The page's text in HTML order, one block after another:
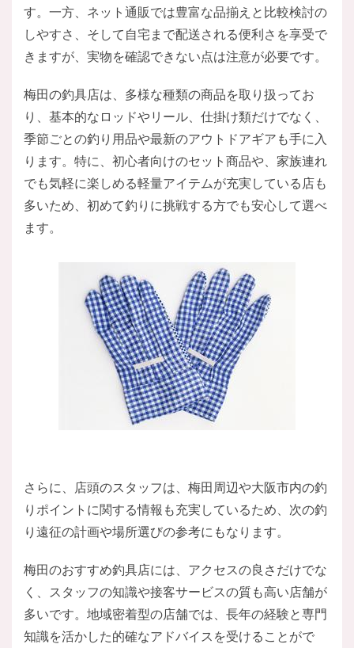
す。一方、ネット通販では豊富な品揃えと比較検討の
しやすさ、そして自宅まで配送される便利さを享受で
きますが、実物を確認できない点は注意が必要です。
梅田の釣具店は、多様な種類の商品を取り扱ってお
り、基本的なロッドやリール、仕掛け類だけでなく、
季節ごとの釣り用品や最新のアウトドアギアも手に入
ります。特に、初心者向けのセット商品や、家族連れ
でも気軽に楽しめる軽量アイテムが充実している店も
多いため、初めて釣りに挑戦する方でも安心して選べ
ます。
さらに、店頭のスタッフは、梅田周辺や大阪市内の釣
りポイントに関する情報も充実しているため、次の釣
り遠征の計画や場所選びの参考にもなります。
梅田のおすすめ釣具店には、アクセスの良さだけでな
く、スタッフの知識や接客サービスの質も高い店舗が
多いです。地域密着型の店舗では、長年の経験と専門
知識を活かした的確なアドバイスを受けることがで